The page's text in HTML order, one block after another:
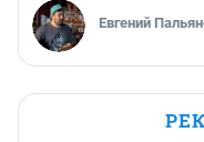
Евгений